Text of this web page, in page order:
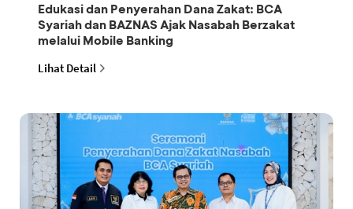
Edukasi dan Penyerahan Dana Zakat: BCA
Syariah dan BAZNAS Ajak Nasabah Berzakat
melalui Mobile Banking
Lihat Detail